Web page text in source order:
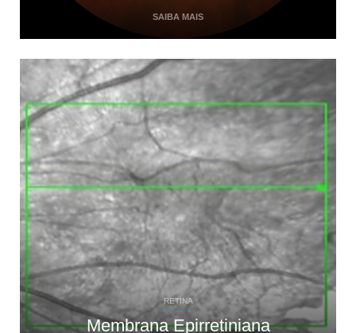
SAIBA MAIS
RETINA
Membrana Epirretiniana